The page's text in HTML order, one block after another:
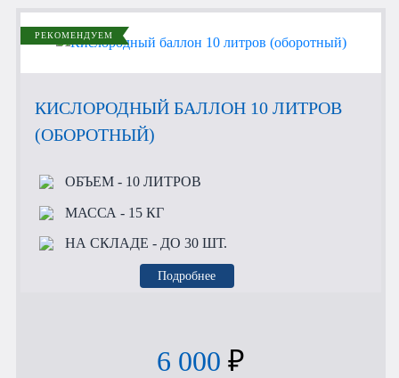
РЕКОМЕНДУЕМ
КИСЛОРОДНЫЙ БАЛЛОН 10 ЛИТРОВ
(ОБОРОТНЫЙ)
ОБЪЕМ- 10 ЛИТРОВ
МАССА - 15 КГ
НА СКЛАДЕ - ДО 30 ШТ.
Подробнее
6 000 ₽